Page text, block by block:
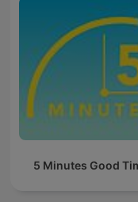
5 Minutes Good